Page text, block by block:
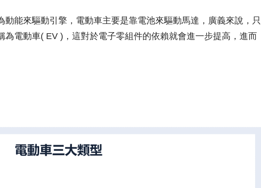
能來驅動引擎，電動車主要是靠電池來驅動馬達，廣義來說，只
電動車( EV )，這對於電子零組件的依賴就會進一步提高，進而